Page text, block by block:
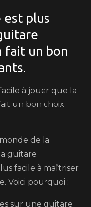
est plus
fait un bon
à jouer que la
un bon choix
de la
guitare
facile à maîtriser
Voici pourquoi :
sur une guitare